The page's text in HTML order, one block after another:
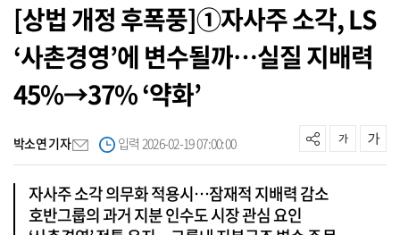
[상법 개정 후폭풍]①자사주 소각, LS
‘사촌경영’에 변수될까…실질 지배력
45%→37% ‘약화’
박소연 기자 입력 2026-02-19 07:00:00
자사주 소각 의무화 적용시…잠재적 지배력 감소
호반그룹의 과거 지분 인수도 시장 관심 요인